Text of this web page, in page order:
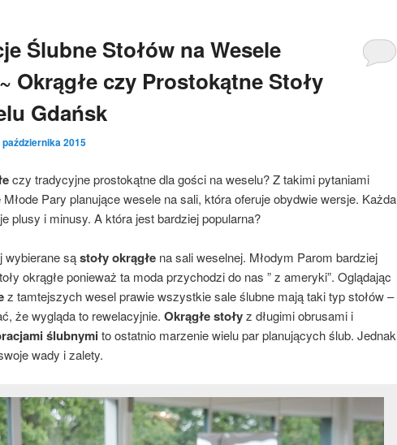
Ślubne Stołów na Wesele
Okrągłe czy Prostokątne Stoły
Gdańsk
października 2015
czy tradycyjne prostokątne dla gości na weselu? Z takimi pytaniami
Pary planujące wesele na sali, która oferuje obydwie wersje. Każda
plusy i minusy. A która jest bardziej popularna?
wybierane sąstoły okrągłe na sali weselnej. Młodym Parom bardziej
okrągłe ponieważ ta moda przychodzi do nas ” z ameryki”. Oglądając
z tamtejszych wesel prawie wszystkie sale ślubne mają taki typ stołów –
że wygląda to rewelacyjnie. Okrągłe stołyz długimi obrusami i
ślubnymito ostatnio marzenie wielu par planujących ślub. Jednak
wady i zalety.